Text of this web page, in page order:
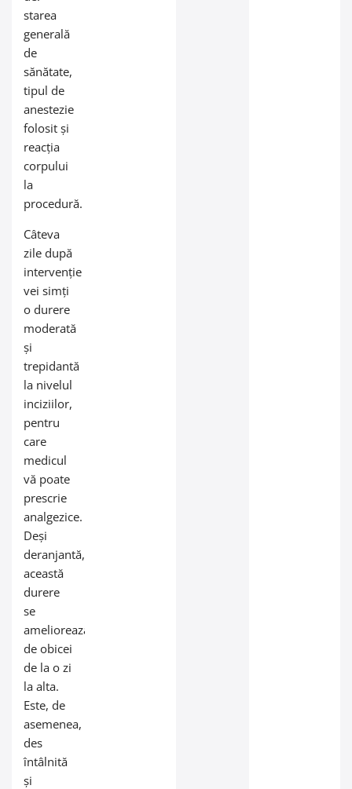
starea
generală
de
sănătate,
tipul de
anestezie
folosit și
reacția
corpului
la
procedură.
Câteva
zile după
intervenție
vei simți
o durere
moderată
și
trepidantă
la nivelul
inciziilor,
pentru
care
medicul
vă poate
prescrie
analgezice.
Deși
deranjantă,
această
durere
se
ameliorează
de obicei
de la o zi
la alta.
Este, de
asemenea,
des
întâlnită
și